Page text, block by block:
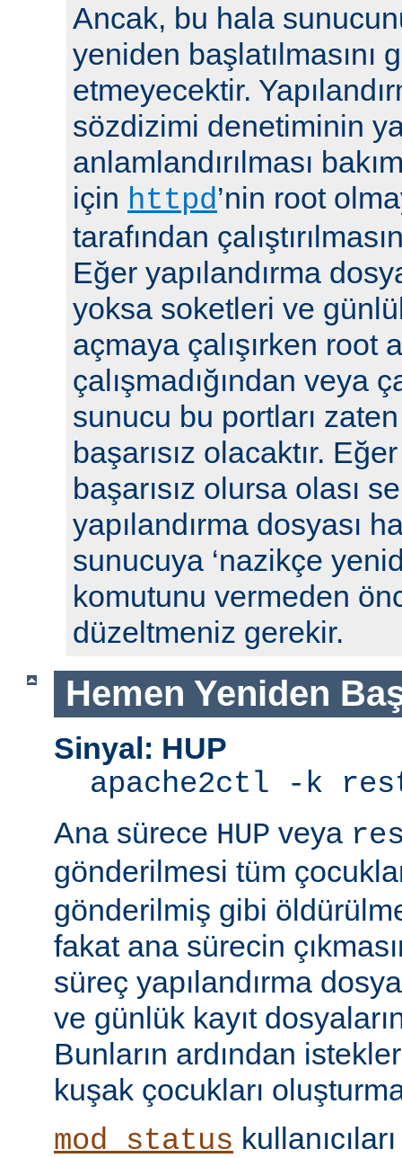
Ancak, bu hala
yeniden başlatılmasını
etmeyecektir.
sözdizimi denetiminin
anlamlandırılması
için httpd’nin root
tarafından
Eğer yapılandırma
yoksa soketleri ve
açmaya çalışırken root
çalışmadığından veya
sunucu bu portları
başarısız olacaktır.
başarısız olursa olası
yapılandırma dosyası
sunucuya ‘nazikçe
komutunu vermeden
düzeltmeniz gerekir.
Hemen Yeniden
Sinyal: HUP
apache2ctl -k
Ana sürece HUP veya
gönderilmesi tüm
gönderilmiş gibi
fakat ana sürecin
süreç yapılandırma
ve günlük kayıt
Bunların ardından
kuşak çocukları
mod_status